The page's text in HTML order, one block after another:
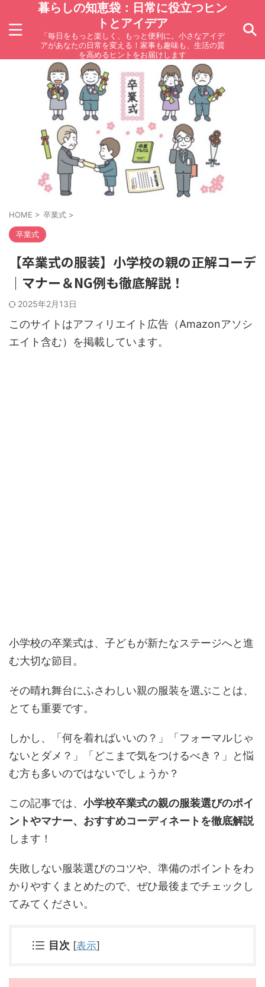
暮らしの知恵袋：日常に役立つヒン
トとアイデア
「毎日をもっと楽しく、もっと便利に。小さなアイデ
アがあなたの日常を変える！家事も趣味も、生活の質
を高めるヒントをお届けします
HOME > 卒業式 >
卒業式
【卒業式の服装】小学校の親の正解コーデ
｜マナー＆NG例も徹底解説！
2025年2月13日
このサイトはアフィリエイト広告（Amazonアソシ
エイト含む）を掲載しています。
小学校の卒業式は、子どもが新たなステージへと進
む大切な節目。
その晴れ舞台にふさわしい親の服装を選ぶことは、
とても重要です。
しかし、「何を着ればいいの？」「フォーマルじゃ
ないとダメ？」「どこまで気をつけるべき？」と悩
む方も多いのではないでしょうか？
この記事では、 小学校卒業式の親の服装選びのポイ
ントやマナー、おすすめコーディネートを徹底解説
します！
失敗しない服装選びのコツや、準備のポイントをわ
かりやすくまとめたので、ぜひ最後までチェックし
てみてください。
目次 [表示]